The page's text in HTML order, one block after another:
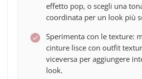
effetto pop, o scegli una
coordinata per un look più
Sperimenta con le texture:
cinture lisce con outfit
viceversa per aggiungere
look.